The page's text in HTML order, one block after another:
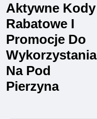
Aktywne Kody
Rabatowe I
Promocje Do
Wykorzystania
Na Pod
Pierzyna